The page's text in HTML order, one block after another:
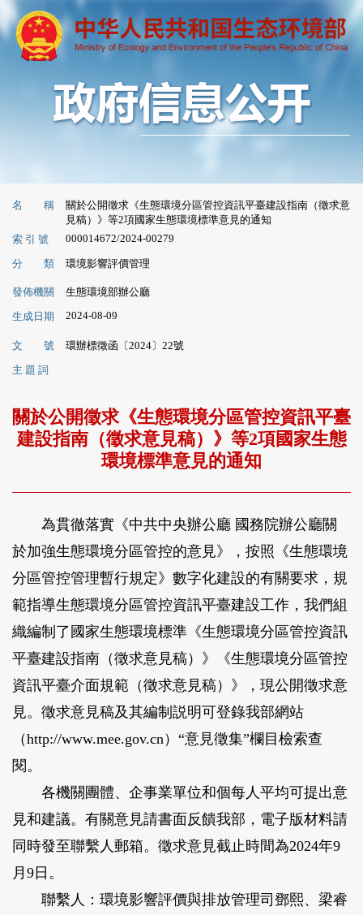
名 稱
關於公開徵求《生態環境分區管控資訊平臺建設指南（徵求意
見稿）》等2項國家生態環境標準意見的通知
索 引 號
000014672/2024-00279
分 類 環境影響評價管理
發佈機關
生態環境部辦公廳
生成日期
2024-08-09
文 號
環辦標徵函〔2024〕22號
主 題 詞
關於公開徵求《生態環境分區管控資訊平臺
建設指南（徵求意見稿）》等2項國家生態
環境標準意見的通知
為貫徹落實《中共中央辦公廳 國務院辦公廳關
於加強生態環境分區管控的意見》，按照《生態環境
分區管控管理暫行規定》數字化建設的有關要求，規
範指導生態環境分區管控資訊平臺建設工作，我們組
織編制了國家生態環境標準《生態環境分區管控資訊
平臺建設指南（徵求意見稿）》《生態環境分區管控
資訊平臺介面規範（徵求意見稿）》，現公開徵求意
見。徵求意見稿及其編制説明可登錄我部網站
（http://www.mee.gov.cn）“意見徵集”欄目檢索查
閱。
各機關團體、企事業單位和個每人平均可提出意
見和建議。有關意見請書面反饋我部，電子版材料請
同時發至聯繫人郵箱。徵求意見截止時間為2024年9
月9日。
聯繫人：環境影響評價與排放管理司鄧熙、梁睿